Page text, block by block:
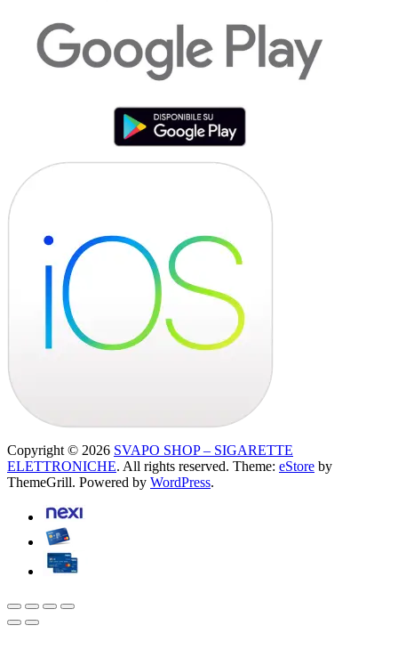
Copyright © 2026 SVAPO SHOP – SIGARETTE
ELETTRONICHE. All rights reserved. Theme: eStore by
ThemeGrill. Powered by WordPress.